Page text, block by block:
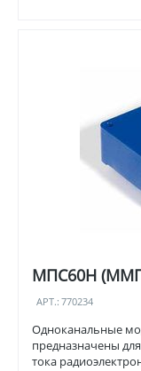
МПС60Н
АРТ.: 770234
Одноканальные
предназначены
тока